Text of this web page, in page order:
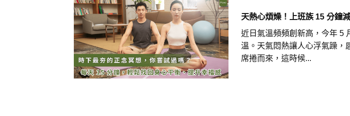
天熱心煩燥！上班族 15 分鐘
近日氣溫頻頻創新高，今年 5
溫。天氣悶熱讓人心浮氣躁，
席捲而來，這時候...